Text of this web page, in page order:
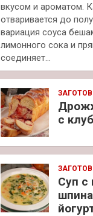
вкусом и ароматом.
отваривается до
вариация соуса
лимонного сока и
соединяет…
с
Суп